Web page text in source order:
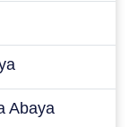
Abaya